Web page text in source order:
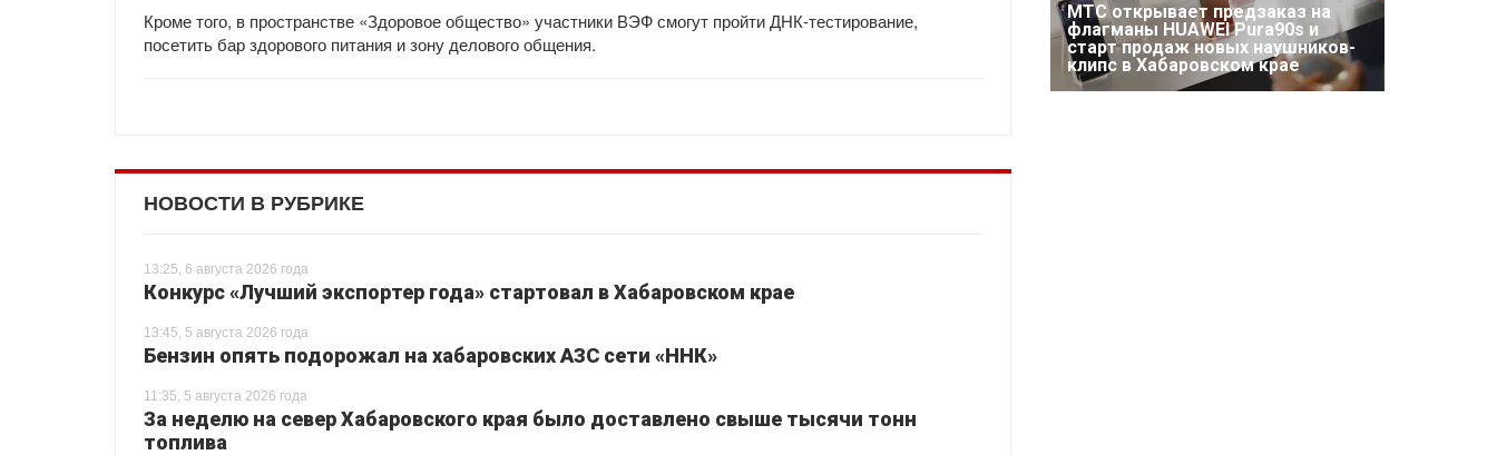
Кроме того, в пространстве «Здоровое общество» участники ВЭФ смогут пройти ДНК-тестирование,
посетить бар здорового питания и зону делового общения.
НОВОСТИ В РУБРИКЕ
13:25, 6 августа 2026 года
Конкурс «Лучший экспортер года» стартовал в Хабаровском крае
13:45, 5 августа 2026 года
Бензин опять подорожал на хабаровских АЗС сети «ННК»
11:35, 5 августа 2026 года
За неделю на север Хабаровского края было доставлено свыше тысячи тонн
топлива
МТС открывает предзаказ на
флагманы HUAWEI Pura90s и
старт продаж новых наушников-
клипс в Хабаровском крае